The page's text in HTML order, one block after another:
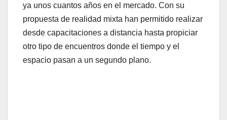
ya unos cuantos años en el mercado. Con su
propuesta de realidad mixta han permitido realizar
desde capacitaciones a distancia hasta propiciar
otro tipo de encuentros donde el tiempo y el
espacio pasan a un segundo plano.